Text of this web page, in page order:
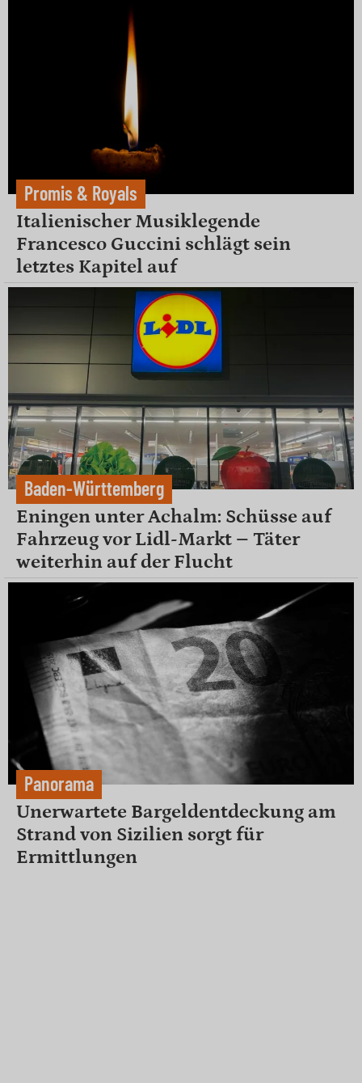
Promis & Royals
Italienischer Musiklegende
Francesco Guccini schlägt sein
letztes Kapitel auf
Baden-Württemberg
Eningen unter Achalm: Schüsse auf
Fahrzeug vor Lidl-Markt – Täter
weiterhin auf der Flucht
Panorama
Unerwartete Bargeldentdeckung am
Strand von Sizilien sorgt für
Ermittlungen